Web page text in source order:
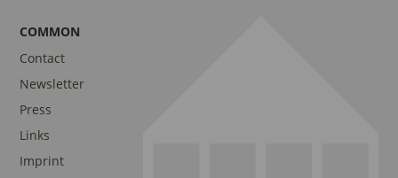
COMMON
Contact
Newsletter
Press
Links
Imprint